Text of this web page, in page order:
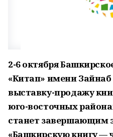
2-6 октября
«Китап» имени
выставку-продажу
юго-восточных
станет завершающим
«Башкирскую книгу —